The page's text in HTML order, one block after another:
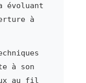
évoluant
à
à son
au fil